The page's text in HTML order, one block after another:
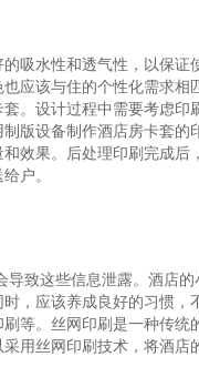
吸水性和透气性，以保
应该与住的个性化需求
。设计过程中需要考虑印
版设备制作酒店房卡套
效果。后处理印刷完成后
户。
致这些信息泄露。酒店
，应该养成良好的习惯，
等。丝网印刷是一种传
用丝网印刷技术，将酒